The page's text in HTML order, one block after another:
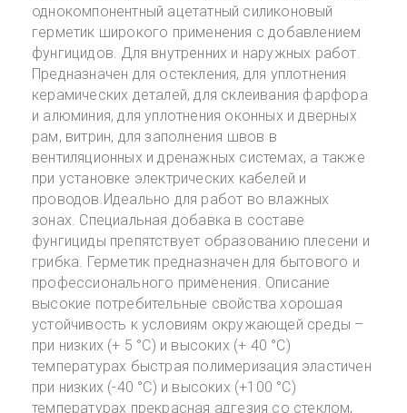
однокомпонентный ацетатный силиконовый
герметик широкого применения с добавлением
фунгицидов. Для внутренних и наружных работ.
Предназначен для остекления, для уплотнения
керамических деталей, для склеивания фарфора
и алюминия, для уплотнения оконных и дверных
рам, витрин, для заполнения швов в
вентиляционных и дренажных системах, а также
при установке электрических кабелей и
проводов.Идеально для работ во влажных
зонах. Специальная добавка в составе
фунгициды препятствует образованию плесени и
грибка. Герметик предназначен для бытового и
профессионального применения. Описание
высокие потребительные свойства хорошая
устойчивость к условиям окружающей среды –
при низких (+ 5 °C) и высоких (+ 40 °C)
температурах быстрая полимеризация эластичен
при низких (-40 °C) и высоких (+100 °C)
температурах прекрасная адгезия со стеклом,